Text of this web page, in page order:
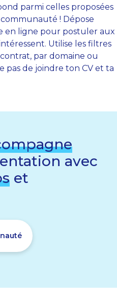
parmi celles proposées
! Dépose
en ligne pour postuler aux
Utilise les filtres
par domaine ou
pas de joindre ton CV et ta
avec
et